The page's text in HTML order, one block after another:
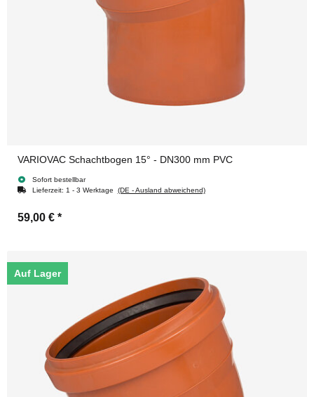
VARIOVAC Schachtbogen 15° - DN300 mm PVC
Sofort bestellbar
Lieferzeit: 1 - 3 Werktage (DE - Ausland abweichend)
59,00 € *
Auf Lager